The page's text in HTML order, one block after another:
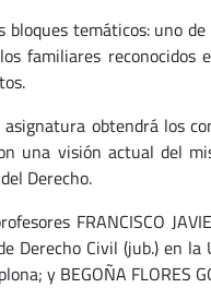
bloques temáticos: uno
familiares
obtendrá los
una visión actual del
Derecho.
FRANCISCO
Derecho Civil (jub.) en
y BEGOÑA FLORES